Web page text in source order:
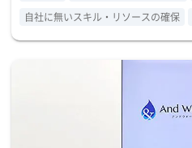
自社に無いスキル・リソースの確保